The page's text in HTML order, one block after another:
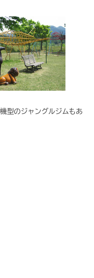
型のジャングルジムもあ